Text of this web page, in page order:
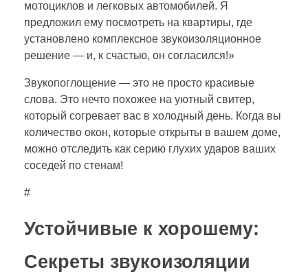
мотоциклов и легковых автомобилей. Я
предложил ему посмотреть на квартиры, где
установлено комплексное звукоизоляционное
решение — и, к счастью, он согласился!»
Звукопоглощение — это не просто красивые
слова. Это нечто похожее на уютный свитер,
который согревает вас в холодный день. Когда вы
количество окон, которые открыты в вашем доме,
можно отследить как серию глухих ударов ваших
соседей по стенам!
#
Устойчивые к хорошему:
Секреты звукоизоляции